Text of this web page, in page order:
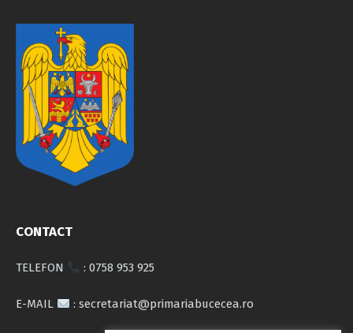
CONTACT
TELEFON : 0758 953 925
E-MAIL : secretariat@primariabucecea.ro